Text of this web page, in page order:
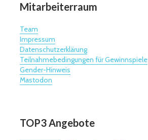
Mitarbeiterraum
Team
Impressum
Datenschutzerklärung
Teilnahmebedingungen für Gewinnspiele
Gender-Hinweis
Mastodon
TOP3 Angebote